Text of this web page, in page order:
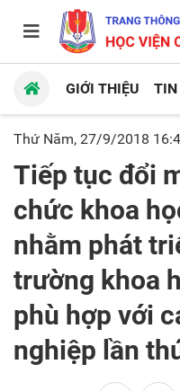
GIỚI THIỆU TIN
Thứ Năm, 27/9/2018
Tiếp tục đổi
chức khoa
nhằm phát
trường khoa
phù hợp với
nghiệp lần